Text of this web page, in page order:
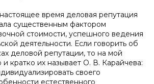
время деловая репутация
существенным фактором
стоимости, успешного ведения
деятельности. Если говорить об
деловой репутации, то на мой
и кратко их называет О. В. Карайчева:
своего
естественного